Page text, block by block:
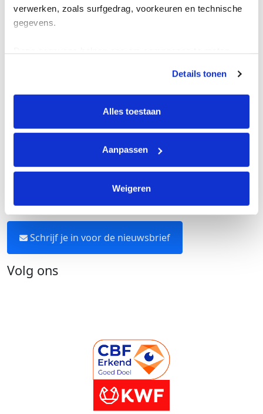
verwerken, zoals surfgedrag, voorkeuren en technische
gegevens.
tonen. Je kunt je toestemming op elk moment wijzigen of
intrekken via Cookie instellingen onderaan de pagina. De
lijst met cookies is te vinden in het tabblad “details”.
Details tonen
Alles toestaan
Aanpassen
Weigeren
Evenementen
Kom in actie
Cookie instellingen
Algemene voorwaarden
Over KWF Kankerbestrijding
Neem contact op
Blijf op de hoogte
Schrijf je in voor de nieuwsbrief
Volg ons